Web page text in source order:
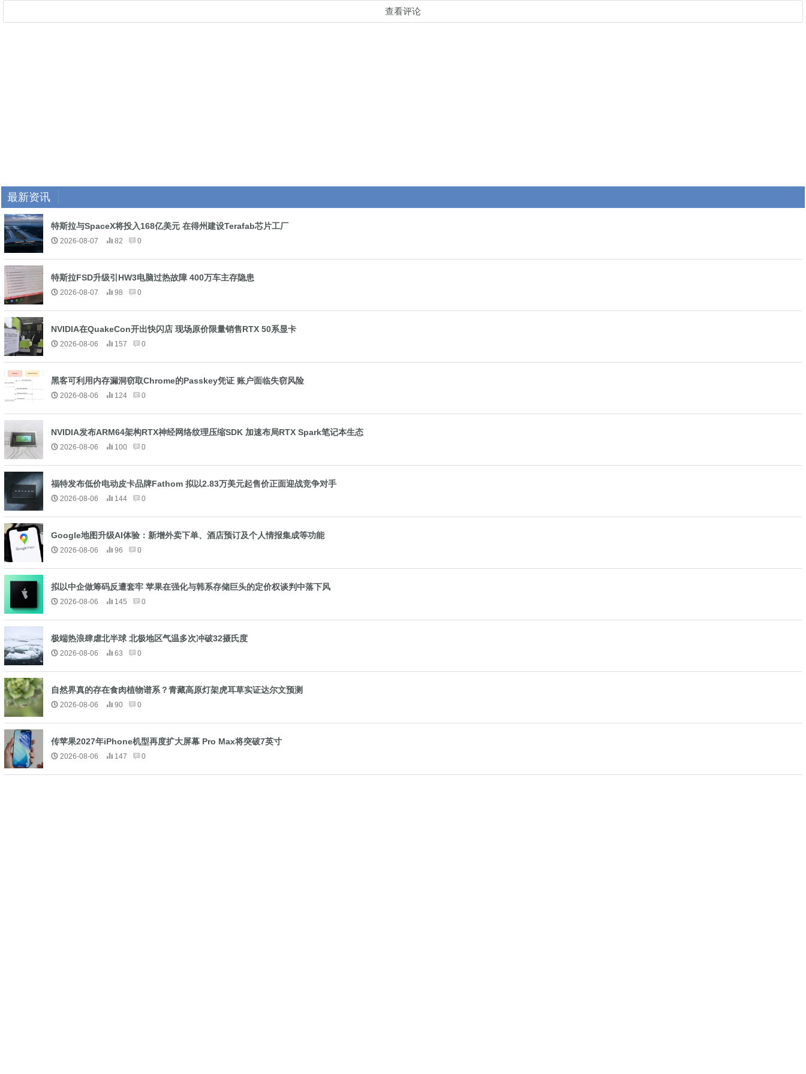
查看评论
最新资讯
特斯拉与SpaceX将投入168亿美元 在得州建设Terafab芯片工厂
2026-08-07 82 0
特斯拉FSD升级引HW3电脑过热故障 400万车主存隐患
2026-08-07 98 0
NVIDIA在QuakeCon开出快闪店 现场原价限量销售RTX 50系显卡
2026-08-06 157 0
黑客可利用内存漏洞窃取Chrome的Passkey凭证 账户面临失窃风险
2026-08-06 124 0
NVIDIA发布ARM64架构RTX神经网络纹理压缩SDK 加速布局RTX Spark笔记本生态
2026-08-06 100 0
福特发布低价电动皮卡品牌Fathom 拟以2.83万美元起售价正面迎战竞争对手
2026-08-06 144 0
Google地图升级AI体验：新增外卖下单、酒店预订及个人情报集成等功能
2026-08-06 96 0
拟以中企做筹码反遭套牢 苹果在强化与韩系存储巨头的定价权谈判中落下风
2026-08-06 145 0
极端热浪肆虐北半球 北极地区气温多次冲破32摄氏度
2026-08-06 63 0
自然界真的存在食肉植物谱系？青藏高原灯架虎耳草实证达尔文预测
2026-08-06 90 0
传苹果2027年iPhone机型再度扩大屏幕 Pro Max将突破7英寸
2026-08-06 147 0